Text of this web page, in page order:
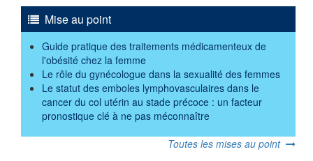
Mise au point
Guide pratique des traitements médicamenteux de
l'obésité chez la femme
Le rôle du gynécologue dans la sexualité des femmes
Le statut des emboles lymphovasculaires dans le
cancer du col utérin au stade précoce : un facteur
pronostique clé à ne pas méconnaître
Toutes les mises au point